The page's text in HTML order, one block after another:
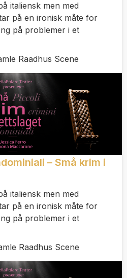
italiensk men med
på en ironisk måte for
på problemer i et
Raadhus Scene
– Små krim i
italiensk men med
på en ironisk måte for
på problemer i et
Raadhus Scene